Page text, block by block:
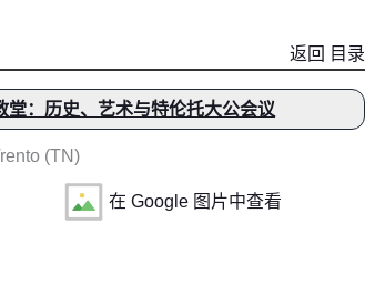
返回 目录
堂：历史、艺术与特伦托大公会议
(TN)
在 Google 图片中查看